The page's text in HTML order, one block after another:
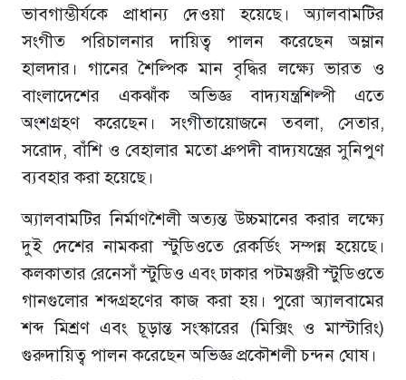
ভাবগাম্ভীর্যকে প্রাধান্য দেওয়া হয়েছে। অ্যালবামটির
সংগীত পরিচালনার দায়িত্ব পালন করেছেন অম্লান
হালদার। গানের শৈল্পিক মান বৃদ্ধির লক্ষ্যে ভারত ও
বাংলাদেশের একঝাঁক অভিজ্ঞ বাদ্যযন্ত্রশিল্পী এতে
অংশগ্রহণ করেছেন। সংগীতায়োজনে তবলা, সেতার,
সরোদ, বাঁশি ও বেহালার মতো ধ্রুপদী বাদ্যযন্ত্রের সুনিপুণ
ব্যবহার করা হয়েছে।
অ্যালবামটির নির্মাণশৈলী অত্যন্ত উচ্চমানের করার লক্ষ্যে
দুই দেশের নামকরা স্টুডিওতে রেকর্ডিং সম্পন্ন হয়েছে।
কলকাতার রেনেসাঁ স্টুডিও এবং ঢাকার পটমঞ্জরী স্টুডিওতে
গানগুলোর শব্দগ্রহণের কাজ করা হয়। পুরো অ্যালবামের
শব্দ মিশ্রণ এবং চূড়ান্ত সংস্কারের (মিক্সিং ও মাস্টারিং)
গুরুদায়িত্ব পালন করেছেন অভিজ্ঞ প্রকৌশলী চন্দন ঘোষ।